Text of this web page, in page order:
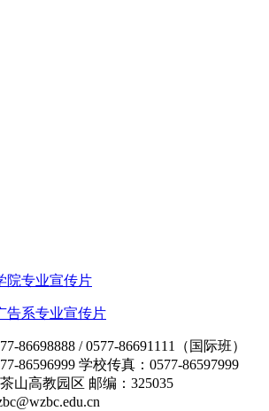
院专业宣传片
告系专业宣传片
86698888 / 0577-86691111（国际班）
86596999 学校传真：0577-86597999
山高教园区 邮编：325035